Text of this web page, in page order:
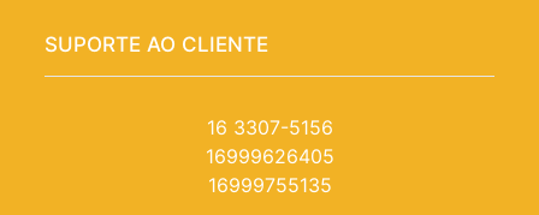
SUPORTE AO CLIENTE
16 3307-5156
16999626405
16999755135